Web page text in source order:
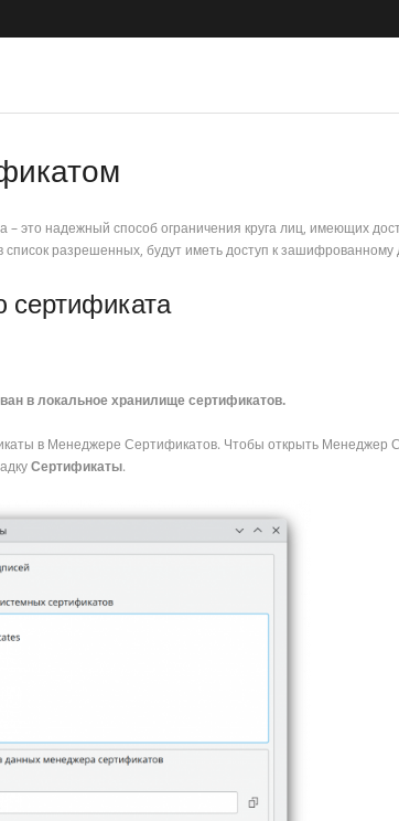
это надежный способ ограничения круга лиц, имеющих
разрешенных, будут иметь доступ к зашифрованному
в локальное хранилище сертификатов.
в Менеджере Сертификатов. Чтобы открыть Менеджер
Сертификаты.